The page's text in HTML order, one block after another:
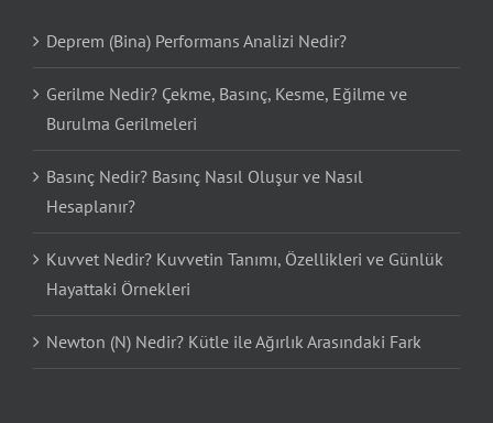
Deprem (Bina) Performans Analizi Nedir?
Gerilme Nedir? Çekme, Basınç, Kesme, Eğilme ve
Burulma Gerilmeleri
Basınç Nedir? Basınç Nasıl Oluşur ve Nasıl
Hesaplanır?
Kuvvet Nedir? Kuvvetin Tanımı, Özellikleri ve Günlük
Hayattaki Örnekleri
Newton (N) Nedir? Kütle ile Ağırlık Arasındaki Fark